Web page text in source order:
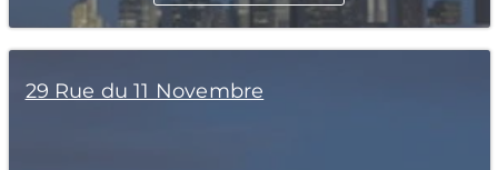
29 Rue du 11 Novembre